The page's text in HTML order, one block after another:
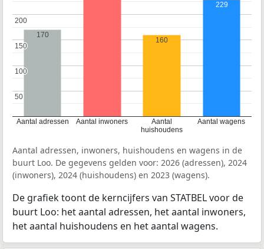
Aantal adressen Aantal inwoners
Aantal
huishoudens
Aantal wagens
50
50
100
100
150
150
200
200
170
160
229
Aantal adressen, inwoners, huishoudens en wagens in de
buurt Loo. De gegevens gelden voor: 2026 (adressen), 2024
(inwoners), 2024 (huishoudens) en 2023 (wagens).
De grafiek toont de kerncijfers van STATBEL voor de
buurt Loo: het aantal adressen, het aantal inwoners,
het aantal huishoudens en het aantal wagens.